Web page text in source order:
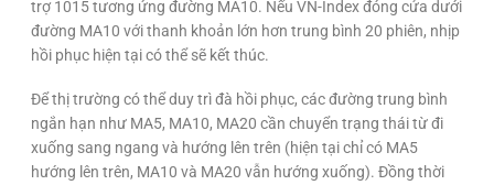
trợ 1015 tương ứng đường MA10. Nếu VN-Index đóng cửa dưới
đường MA10 với thanh khoản lớn hơn trung bình 20 phiên, nhịp
hồi phục hiện tại có thể sẽ kết thúc.
Để thị trường có thể duy trì đà hồi phục, các đường trung bình
ngắn hạn như MA5, MA10, MA20 cần chuyển trạng thái từ đi
xuống sang ngang và hướng lên trên (hiện tại chỉ có MA5
hướng lên trên, MA10 và MA20 vẫn hướng xuống). Đồng thời